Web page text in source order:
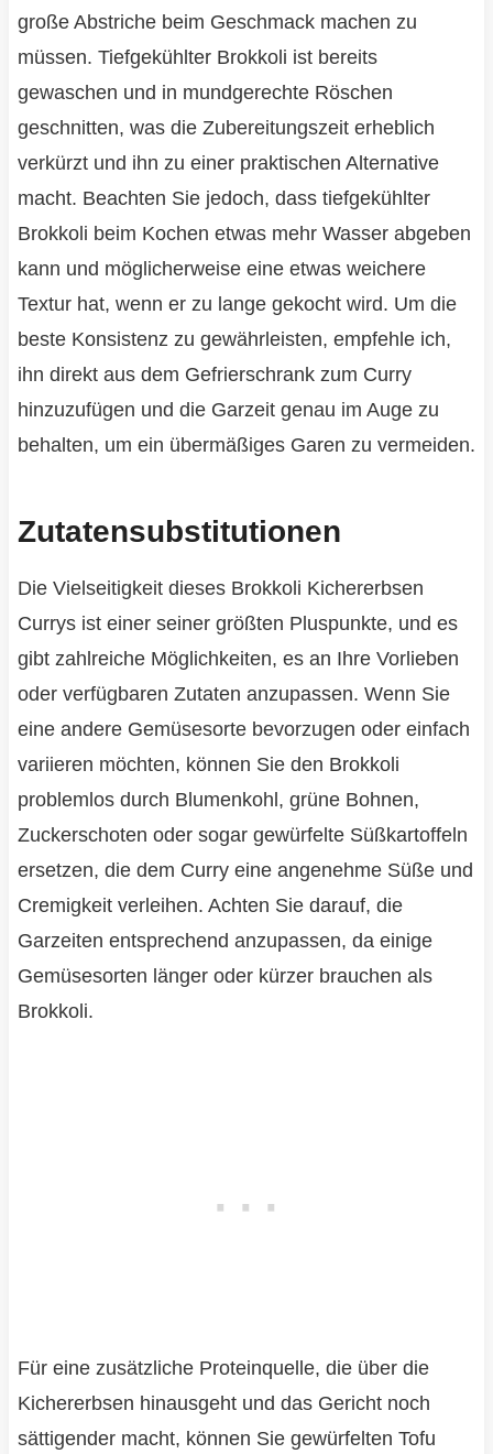
große Abstriche beim Geschmack machen zu
müssen. Tiefgekühlter Brokkoli ist bereits
gewaschen und in mundgerechte Röschen
geschnitten, was die Zubereitungszeit erheblich
verkürzt und ihn zu einer praktischen Alternative
macht. Beachten Sie jedoch, dass tiefgekühlter
Brokkoli beim Kochen etwas mehr Wasser abgeben
kann und möglicherweise eine etwas weichere
Textur hat, wenn er zu lange gekocht wird. Um die
beste Konsistenz zu gewährleisten, empfehle ich,
ihn direkt aus dem Gefrierschrank zum Curry
hinzuzufügen und die Garzeit genau im Auge zu
behalten, um ein übermäßiges Garen zu vermeiden.
Zutatensubstitutionen
Die Vielseitigkeit dieses Brokkoli Kichererbsen
Currys ist einer seiner größten Pluspunkte, und es
gibt zahlreiche Möglichkeiten, es an Ihre Vorlieben
oder verfügbaren Zutaten anzupassen. Wenn Sie
eine andere Gemüsesorte bevorzugen oder einfach
variieren möchten, können Sie den Brokkoli
problemlos durch Blumenkohl, grüne Bohnen,
Zuckerschoten oder sogar gewürfelte Süßkartoffeln
ersetzen, die dem Curry eine angenehme Süße und
Cremigkeit verleihen. Achten Sie darauf, die
Garzeiten entsprechend anzupassen, da einige
Gemüsesorten länger oder kürzer brauchen als
Brokkoli.
Für eine zusätzliche Proteinquelle, die über die
Kichererbsen hinausgeht und das Gericht noch
sättigender macht, können Sie gewürfelten Tofu